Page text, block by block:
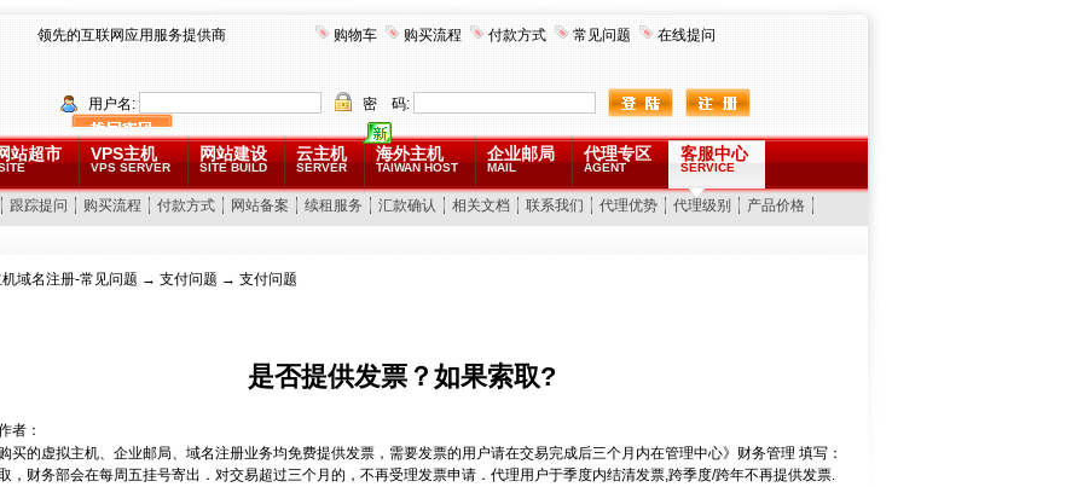
领先的互联网应用服务提供商 购物车 购买流程 付款方式 常见问题 在线提问
用户名: 密 码:
站超市 VPS主机
VPS SERVER
网站建设
SITE BUILD
云主机
SERVER
海外主机
TAIWAN HOST
企业邮局
MAIL
代理专区
AGENT
客服中心
SERVICE
跟踪提问 购买流程 付款方式 网站备案 续租服务 汇款确认 相关文档 联系我们 代理优势 代理级别 产品价格
域名注册-常见问题 → 支付问题 → 支付问题
是否提供发票？如果索取?
者：
买的虚拟主机、企业邮局、域名注册业务均免费提供发票，需要发票的用户请在交易完成后三个月内在管理中心》财务管理 填写：
，财务部会在每周五挂号寄出．对交易超过三个月的，不再受理发票申请．代理用户于季度内结清发票,跨季度/跨年不再提供发票.